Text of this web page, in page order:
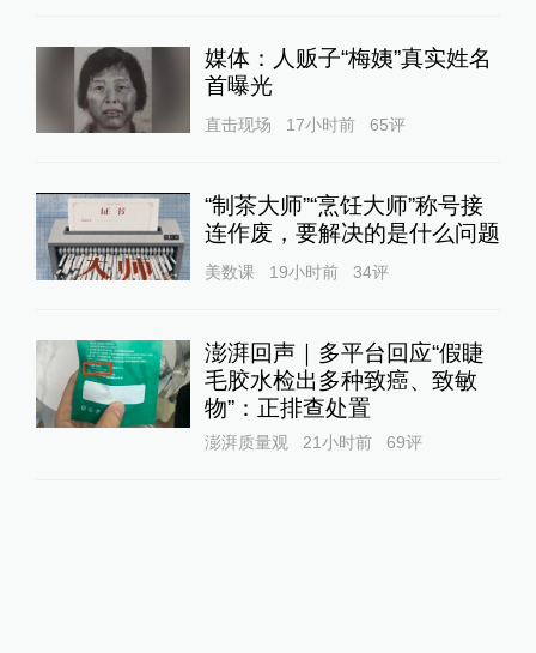
媒体：人贩子“梅姨”真实姓名
首曝光
直击现场 17小时前 65评
“制茶大师”“烹饪大师”称号接
连作废，要解决的是什么问题
美数课 19小时前 34评
澎湃回声｜多平台回应“假睫
毛胶水检出多种致癌、致敏
物”：正排查处置
澎湃质量观 21小时前 69评